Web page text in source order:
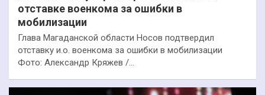
отставке военкома за ошибки в
мобилизации
Глава Магаданской области Носов подтвердил
отставку и.о. военкома за ошибки в мобилизации
Фото: Александр Кряжев /…